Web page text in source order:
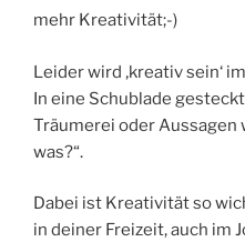
mehr Kreativität;-)
Leider wird ‚kreativ sein‘
In eine Schublade
Träumerei oder Aussagen
was?“.
Dabei ist Kreativität so
in deiner Freizeit, auch im